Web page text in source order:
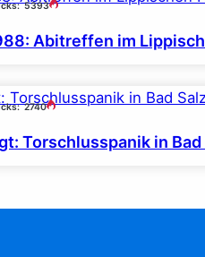
5393
Abitreffen im
2740
Torschlusspanik in